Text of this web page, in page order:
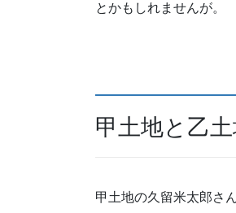
とかもしれませんが。
甲土地と乙
甲土地の久留米太郎さ